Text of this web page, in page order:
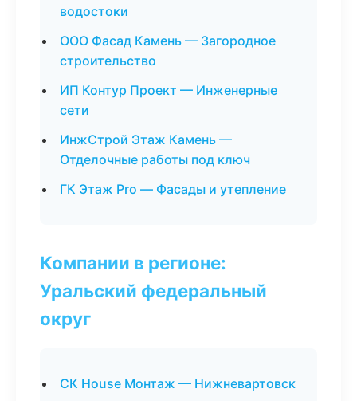
водостоки
ООО Фасад Камень — Загородное
строительство
ИП Контур Проект — Инженерные
сети
ИнжСтрой Этаж Камень —
Отделочные работы под ключ
ГК Этаж Pro — Фасады и утепление
Компании в регионе:
Уральский федеральный
округ
СК House Монтаж — Нижневартовск